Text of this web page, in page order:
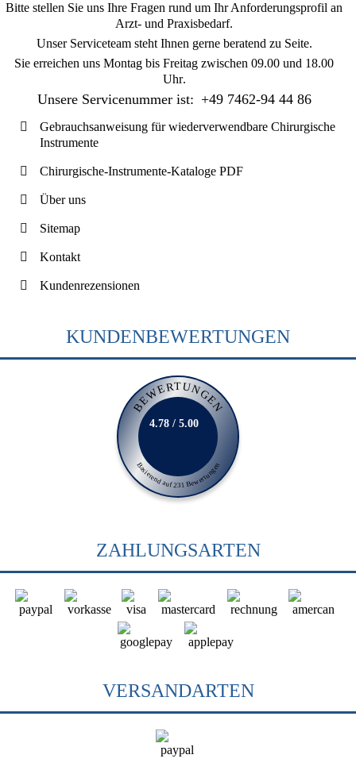
Bitte stellen Sie uns Ihre Fragen rund um Ihr Anforderungsprofil an
Arzt- und Praxisbedarf.
Unser Serviceteam steht Ihnen gerne beratend zu Seite.
Sie erreichen uns Montag bis Freitag zwischen 09.00 und 18.00
Uhr.
Unsere Servicenummer ist: +49 7462-94 44 86
Gebrauchsanweisung für wiederverwendbare Chirurgische
Instrumente
Chirurgische-Instrumente-Kataloge PDF
Über uns
Sitemap
Kontakt
Kundenrezensionen
KUNDENBEWERTUNGEN
BEWERTUNGEN
Basierend auf 231 Bewertungen
4.78 / 5.00
ZAHLUNGSARTEN
VERSANDARTEN